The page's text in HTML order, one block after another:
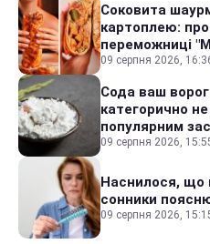
Соковита
картоплею:
переможниці
09 серпня 2026,
Сода ваш
категорично
популярним
09 серпня 2026,
Наснилося, що
сонники
09 серпня 2026,